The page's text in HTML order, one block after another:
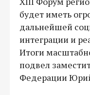
будет иметь
дальнейшей
интеграции и
Итоги
подвел
Федерации